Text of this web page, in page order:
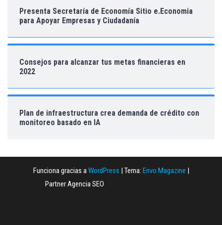
Presenta Secretaría de Economía Sitio e.Economia
para Apoyar Empresas y Ciudadanía
Consejos para alcanzar tus metas financieras en
2022
Plan de infraestructura crea demanda de crédito con
monitoreo basado en IA
Funciona gracias aWordPress Tema: Envo Magazine
Partner Agencia SEO